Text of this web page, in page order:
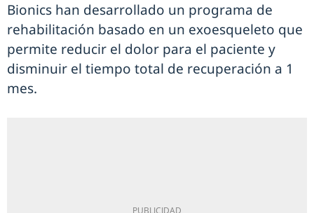
Bionics han desarrollado un programa de
rehabilitación basado en un exoesqueleto que
permite reducir el dolor para el paciente y
disminuir el tiempo total de recuperación a 1
mes.